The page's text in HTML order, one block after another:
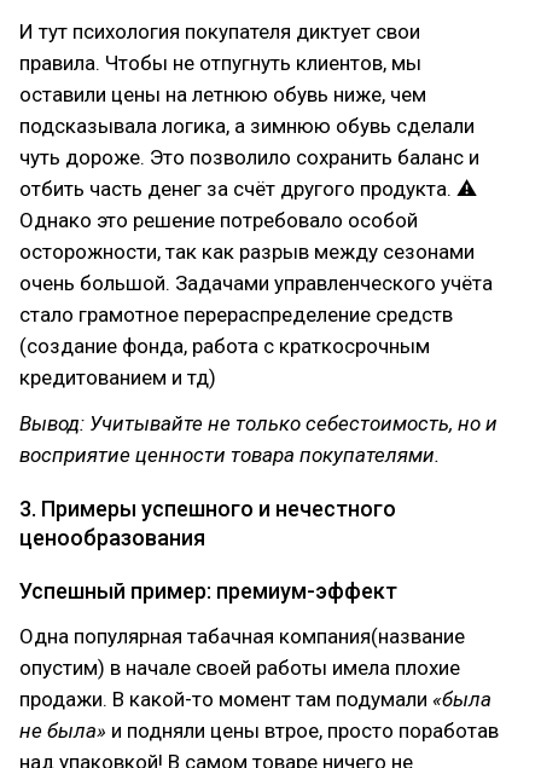
И тут психология покупателя диктует свои
правила. Чтобы не отпугнуть клиентов, мы
оставили цены на летнюю обувь ниже, чем
подсказывала логика, а зимнюю обувь сделали
чуть дороже. Это позволило сохранить баланс и
отбить часть денег за счёт другого продукта. ⚠
Однако это решение потребовало особой
осторожности, так как разрыв между сезонами
очень большой. Задачами управленческого учёта
стало грамотное перераспределение средств
(создание фонда, работа с краткосрочным
кредитованием и тд)
Вывод: Учитывайте не только себестоимость, но и
восприятие ценности товара покупателями.
3. Примеры успешного и нечестного
ценообразования
Успешный пример: премиум-эффект
Одна популярная табачная компания(название
опустим) в начале своей работы имела плохие
продажи. В какой-то момент там подумали «была
не была» и подняли цены втрое, просто поработав
над упаковкой! В самом товаре ничего не